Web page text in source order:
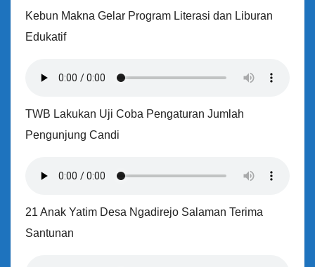
Kebun Makna Gelar Program Literasi dan Liburan
Edukatif
TWB Lakukan Uji Coba Pengaturan Jumlah
Pengunjung Candi
21 Anak Yatim Desa Ngadirejo Salaman Terima
Santunan